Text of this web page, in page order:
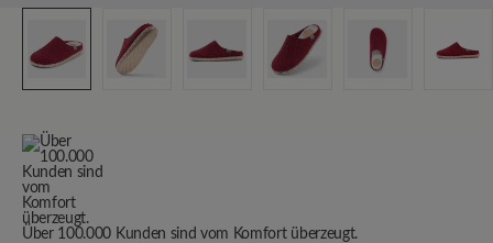
Über 100.000 Kunden sind vom Komfort überzeugt.